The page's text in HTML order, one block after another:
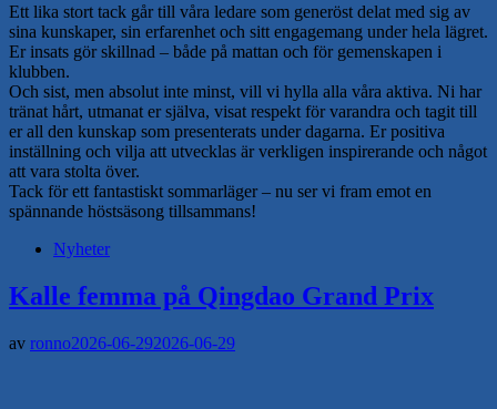
Ett lika stort tack går till våra ledare som generöst delat med sig av
sina kunskaper, sin erfarenhet och sitt engagemang under hela lägret.
Er insats gör skillnad – både på mattan och för gemenskapen i
klubben.
Och sist, men absolut inte minst, vill vi hylla alla våra aktiva. Ni har
tränat hårt, utmanat er själva, visat respekt för varandra och tagit till
er all den kunskap som presenterats under dagarna. Er positiva
inställning och vilja att utvecklas är verkligen inspirerande och något
att vara stolta över.
Tack för ett fantastiskt sommarläger – nu ser vi fram emot en
spännande höstsäsong tillsammans!
Nyheter
Kalle femma på Qingdao Grand Prix
av ronno2026-06-292026-06-29